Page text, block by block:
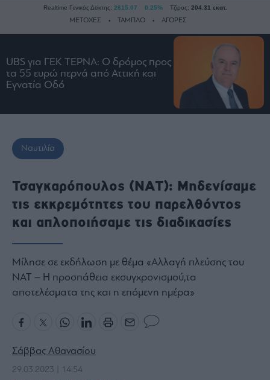
Ειδήσεις
Οικονομία
Ναυτιλία
Real
Ενέργεια
Πολιτική
Πολιτισμός
Financial
Times
The
Wiseman
Realtime Γενικός Δείκτης: 2615.07 0.25% Τζίρος: 204.31 εκατ.
ΜΕΤΟΧΕΣ ΤΑΜΠΛΟ ΑΓΟΡΕΣ
UBS για ΓΕΚ ΤΕΡΝΑ: Ο δρόμος προς
τα 55 ευρώ περνά από Αττική και
Εγνατία Οδό
Ναυτιλία
Τσαγκαρόπουλος (ΝΑΤ): Μηδενίσαμε
τις εκκρεμότητες του παρελθόντος
και απλοποιήσαμε τις διαδικασίες
Μίλησε σε εκδήλωση με θέμα «Αλλαγή πλεύσης του
ΝΑΤ – Η προσπάθεια εκσυγχρονισμού,τα
αποτελέσματα της και η επόμενη ημέρα»
Σάββας Αθανασίου
29.03.2023 | 14:54